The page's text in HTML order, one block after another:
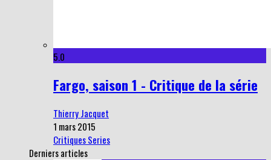
5.0
Fargo, saison 1 - Critique de la série
Thierry Jacquet
1 mars 2015
Critiques Series
Derniers articles